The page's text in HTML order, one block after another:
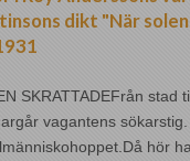
dikt "När
SKRATTADEFrån stad
vagantens
hör